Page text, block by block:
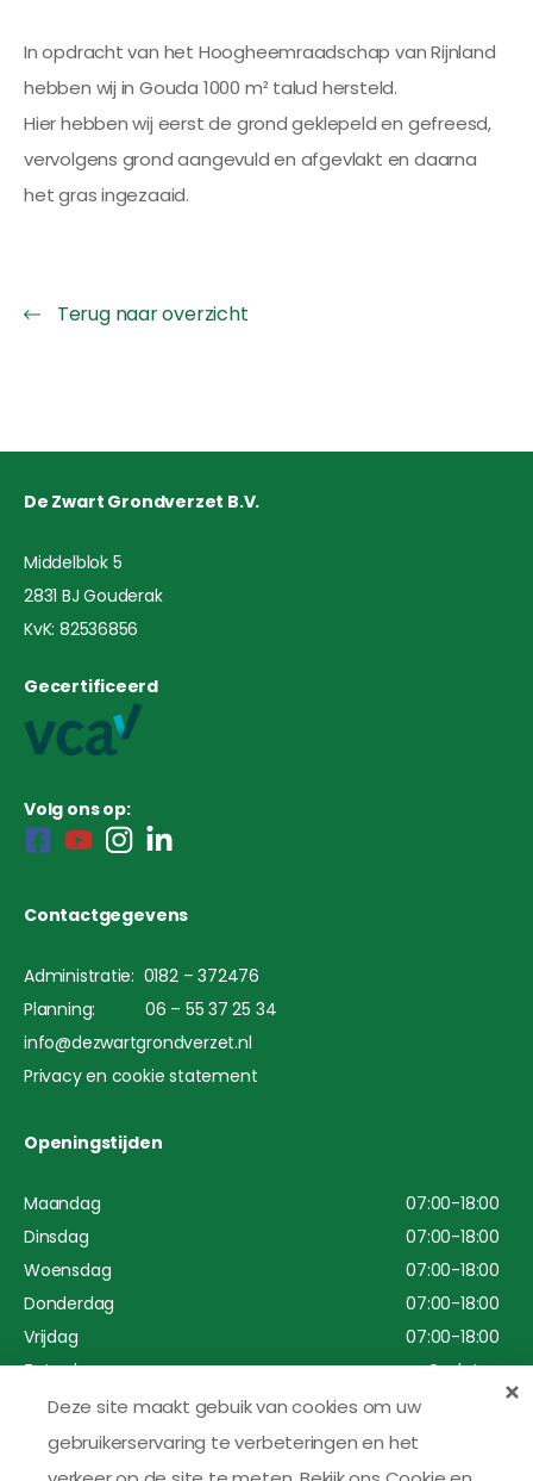
In opdracht van het Hoogheemraadschap van Rijnland
hebben wij in Gouda 1000 m² talud hersteld.
Hier hebben wij eerst de grond geklepeld en gefreesd,
vervolgens grond aangevuld en afgevlakt en daarna
het gras ingezaaid.
Terug naar overzicht
De Zwart Grondverzet B.V.
Middelblok 5
2831 BJ Gouderak
KvK: 82536856
Gecertificeerd
Volg ons op:
Contactgegevens
Administratie: 0182 – 372476
Planning: 06 – 55 37 25 34
info@dezwartgrondverzet.nl
Privacy en cookie statement
Openingstijden
Maandag
07:00-18:00
Dinsdag
07:00-18:00
Woensdag
07:00-18:00
Donderdag
07:00-18:00
Vrijdag
07:00-18:00
Zaterdag
Gesloten
Zondag
Wegens bouwvak zijn wij gesloten van 1 tot en met 30
augustus 2026
Deze site maakt gebuik van cookies om uw
gebruikerservaring te verbeteringen en het